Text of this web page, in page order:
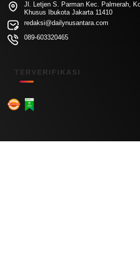
Jl. Letjen S. Parman Kec. Palmerah,
Khusus Ibukota Jakarta 11410
redaksi@dailynusantara.com
089-603320465
TERVERIFIKASI